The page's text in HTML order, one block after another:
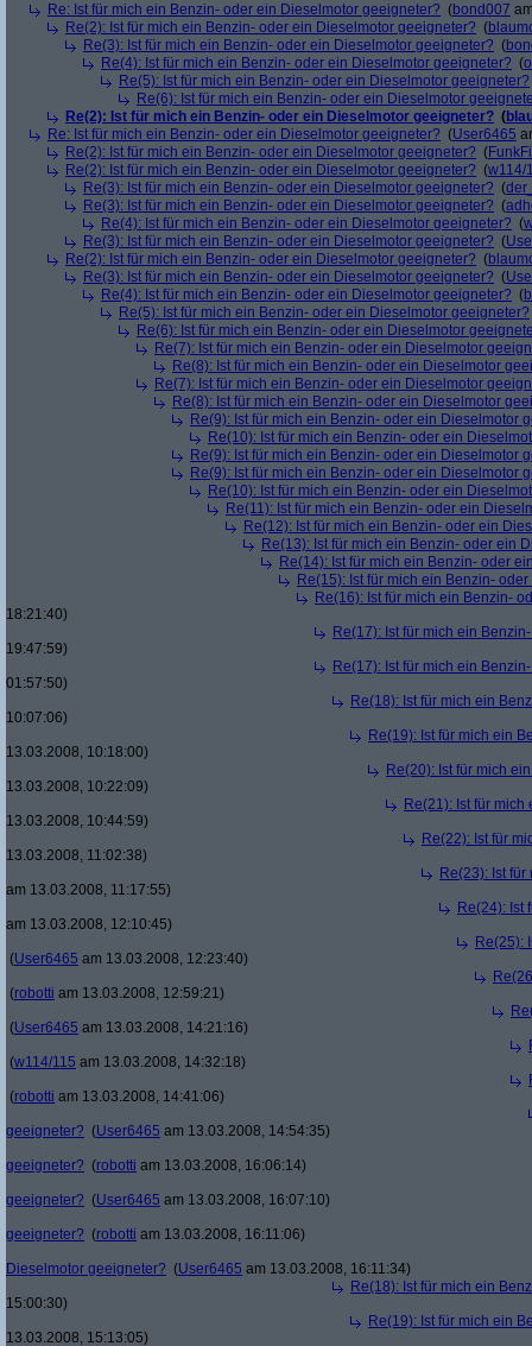
Re: Ist für mich ein Benzin- oder ein Dieselmotor geeigneter? (bond007
Re(2): Ist für mich ein Benzin- oder ein Dieselmotor geeigneter? (
Re(3): Ist für mich ein Benzin- oder ein Dieselmotor geeigneter? (
Re(4): Ist für mich ein Benzin- oder ein Dieselmotor geeigneter? (
Re(5): Ist für mich ein Benzin- oder ein Dieselmotor geeigneter?
Re(6): Ist für mich ein Benzin- oder ein Dieselmotor
Re(2): Ist für mich ein Benzin- oder ein Dieselmotor geeigneter? (
Re: Ist für mich ein Benzin- oder ein Dieselmotor geeigneter? (User6465
Re(2): Ist für mich ein Benzin- oder ein Dieselmotor geeigneter? (
Re(2): Ist für mich ein Benzin- oder ein Dieselmotor geeigneter? (w114/
Re(3): Ist für mich ein Benzin- oder ein Dieselmotor geeigneter? (
Re(3): Ist für mich ein Benzin- oder ein Dieselmotor geeigneter? (
Re(4): Ist für mich ein Benzin- oder ein Dieselmotor geeigneter? (
Re(3): Ist für mich ein Benzin- oder ein Dieselmotor geeigneter? (
Re(2): Ist für mich ein Benzin- oder ein Dieselmotor geeigneter? (
Re(3): Ist für mich ein Benzin- oder ein Dieselmotor geeigneter? (
Re(4): Ist für mich ein Benzin- oder ein Dieselmotor geeigneter? (
Re(5): Ist für mich ein Benzin- oder ein Dieselmotor geeigneter?
Re(6): Ist für mich ein Benzin- oder ein Dieselmotor
Re(7): Ist für mich ein Benzin- oder ein Dieselmotor
Re(8): Ist für mich ein Benzin- oder ein Dieselmotor
Re(7): Ist für mich ein Benzin- oder ein Dieselmotor
Re(8): Ist für mich ein Benzin- oder ein Dieselmotor
Re(9): Ist für mich ein Benzin- oder ein Dieselmotor
Re(10): Ist für mich ein Benzin- oder ein
Re(9): Ist für mich ein Benzin- oder ein Dieselmotor
Re(9): Ist für mich ein Benzin- oder ein Dieselmotor
Re(10): Ist für mich ein Benzin- oder ein
Re(11): Ist für mich ein Benzin- oder ein
Re(12): Ist für mich ein Benzin- oder ein
Re(13): Ist für mich ein Benzin- oder ein
Re(14): Ist für mich ein Benzin- oder
Re(15): Ist für mich ein Benzin-
Re(16): Ist für mich ein Benzin-
18:21:40)
Re(17): Ist für mich ein
19:47:59)
Re(17): Ist für mich ein
01:57:50)
Re(18): Ist für mich ein
10:07:06)
Re(19): Ist für mich ein
13.03.2008, 10:18:00)
Re(20): Ist für mich
13.03.2008, 10:22:09)
Re(21): Ist für
13.03.2008, 10:44:59)
Re(22): Ist für
13.03.2008, 11:02:38)
Re(23): Ist
am 13.03.2008, 11:17:55)
Re(24): Ist
am 13.03.2008, 12:10:45)
Re(25):
(User6465 am 13.03.2008, 12:23:40)
(robotti am 13.03.2008, 12:59:21)
(User6465 am 13.03.2008, 14:21:16)
(w114/115 am 13.03.2008, 14:32:18)
(robotti am 13.03.2008, 14:41:06)
geeigneter? (User6465 am 13.03.2008, 14:54:35)
geeigneter? (robotti am 13.03.2008, 16:06:14)
geeigneter? (User6465 am 13.03.2008, 16:07:10)
geeigneter? (robotti am 13.03.2008, 16:11:06)
Dieselmotor geeigneter? (User6465 am 13.03.2008, 16:11:34)
Re(18): Ist für mich ein
15:00:30)
Re(19): Ist für mich ein
13.03.2008, 15:13:05)